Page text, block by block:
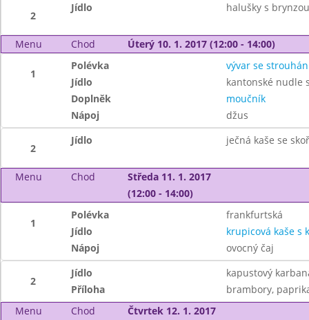
2
Jídlo halušky s
Menu Chod Úterý 10. 1. 2017 (12:00 - 14:00)
1
Polévka
vývar se
Jídlo
kantonské nudle
Doplněk
moučník
Nápoj
džus
2
Jídlo ječná kaše se
Menu Chod
Středa 11. 1. 2017
(12:00 - 14:00)
1
Polévka
frankfurtská
Jídlo
krupicová kaše s
Nápoj
ovocný čaj
2
Jídlo
kapustový
Příloha
brambory,
Menu
Chod
Čtvrtek 12. 1. 2017